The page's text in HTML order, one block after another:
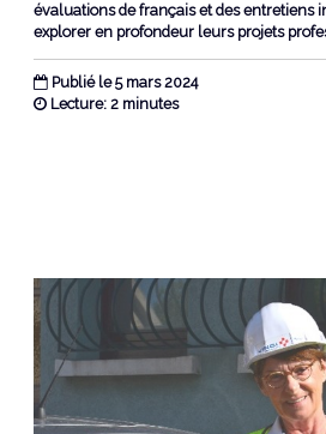
évaluations de français et des entretiens
explorer en profondeur leurs projets
Publié le 5 mars 2024
Lecture: 2 minutes